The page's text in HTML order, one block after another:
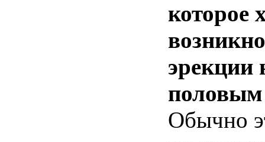
которое
эрекции
половым
Обычно